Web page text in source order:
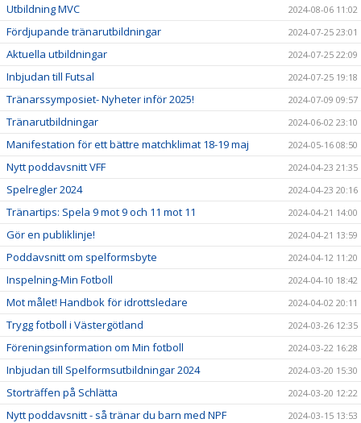
Utbildning MVC 2024-08-06 11:02
Fördjupande tränarutbildningar 2024-07-25 23:01
Aktuella utbildningar 2024-07-25 22:09
Inbjudan till Futsal 2024-07-25 19:18
Tränarssymposiet- Nyheter inför 2025! 2024-07-09 09:57
Tränarutbildningar 2024-06-02 23:10
Manifestation för ett bättre matchklimat 18-19 maj 2024-05-16 08:50
Nytt poddavsnitt VFF 2024-04-23 21:35
Spelregler 2024 2024-04-23 20:16
Tränartips: Spela 9 mot 9 och 11 mot 11 2024-04-21 14:00
Gör en publiklinje! 2024-04-21 13:59
Poddavsnitt om spelformsbyte 2024-04-12 11:20
Inspelning-Min Fotboll 2024-04-10 18:42
Mot målet! Handbok för idrottsledare 2024-04-02 20:11
Trygg fotboll i Västergötland 2024-03-26 12:35
Föreningsinformation om Min fotboll 2024-03-22 16:28
Inbjudan till Spelformsutbildningar 2024 2024-03-20 15:30
Storträffen på Schlätta 2024-03-20 12:22
Nytt poddavsnitt - så tränar du barn med NPF 2024-03-15 13:53